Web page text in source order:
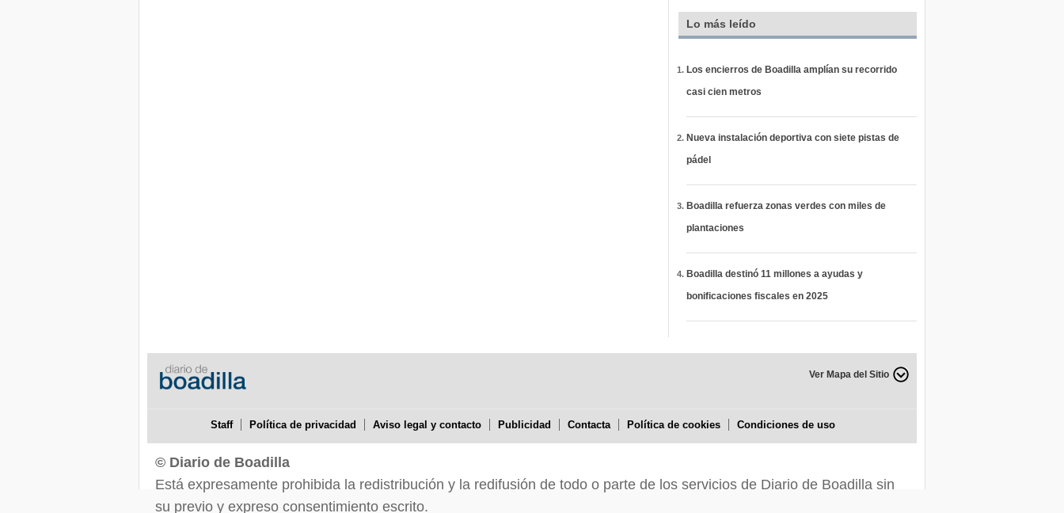
Lo más leído
Los encierros de Boadilla amplían su recorrido
casi cien metros
Nueva instalación deportiva con siete pistas de
pádel
Boadilla refuerza zonas verdes con miles de
plantaciones
Boadilla destinó 11 millones a ayudas y
bonificaciones fiscales en 2025
Ver Mapa del Sitio
Staff Política de privacidad Aviso legal y contacto Publicidad Contacta Política de cookies Condiciones de uso
© Diario de Boadilla
Está expresamente prohibida la redistribución y la redifusión de todo o parte de los servicios de Diario de Boadilla sin
su previo y expreso consentimiento escrito.